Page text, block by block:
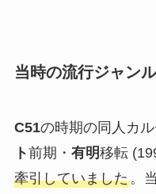
当時の流行ジャン
C51の時期の同人カ
ト前期・ 有明移転
牽引していました。